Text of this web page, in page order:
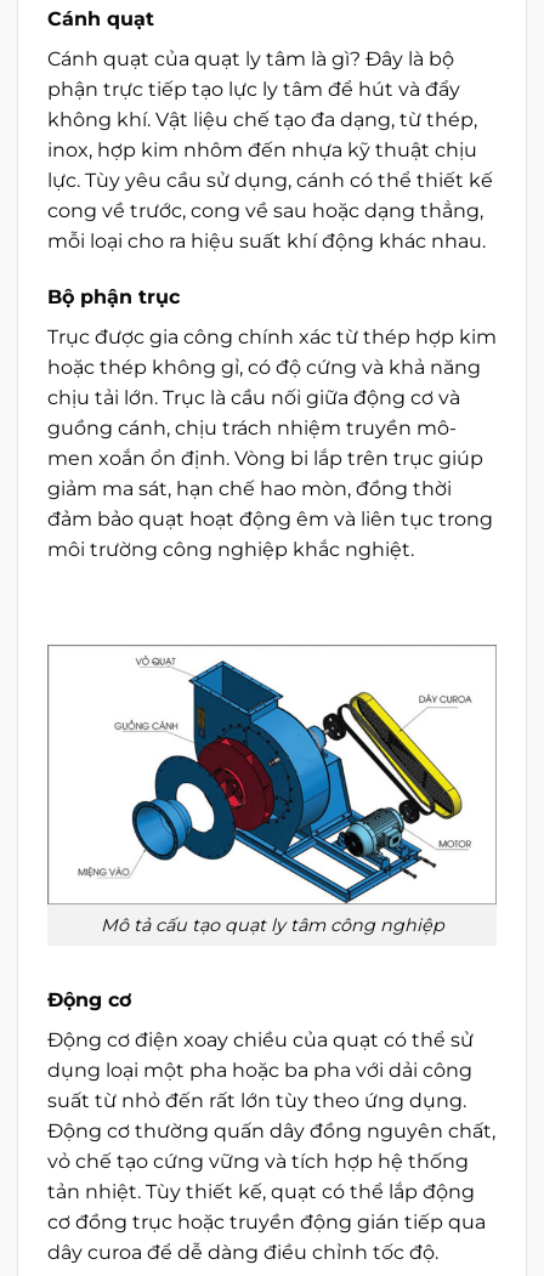
Cánh quạt
Cánh quạt của quạt ly tâm là gì? Đây là bộ
phận trực tiếp tạo lực ly tâm để hút và đẩy
không khí. Vật liệu chế tạo đa dạng, từ thép,
inox, hợp kim nhôm đến nhựa kỹ thuật chịu
lực. Tùy yêu cầu sử dụng, cánh có thể thiết kế
cong về trước, cong về sau hoặc dạng thẳng,
mỗi loại cho ra hiệu suất khí động khác nhau.
Bộ phận trục
Trục được gia công chính xác từ thép hợp kim
hoặc thép không gỉ, có độ cứng và khả năng
chịu tải lớn. Trục là cầu nối giữa động cơ và
guồng cánh, chịu trách nhiệm truyền mô-
men xoắn ổn định. Vòng bi lắp trên trục giúp
giảm ma sát, hạn chế hao mòn, đồng thời
đảm bảo quạt hoạt động êm và liên tục trong
môi trường công nghiệp khắc nghiệt.
Mô tả cấu tạo quạt ly tâm công nghiệp
Động cơ
Động cơ điện xoay chiều của quạt có thể sử
dụng loại một pha hoặc ba pha với dải công
suất từ nhỏ đến rất lớn tùy theo ứng dụng.
Động cơ thường quấn dây đồng nguyên chất,
vỏ chế tạo cứng vững và tích hợp hệ thống
tản nhiệt. Tùy thiết kế, quạt có thể lắp động
cơ đồng trục hoặc truyền động gián tiếp qua
dây curoa để dễ dàng điều chỉnh tốc độ.